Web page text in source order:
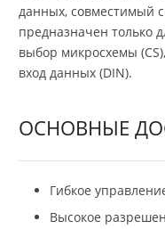
данных, совместимый
предназначен только
выбор микросхемы
вход данных (DIN).
ОСНОВНЫЕ
Гибкое
Высокое